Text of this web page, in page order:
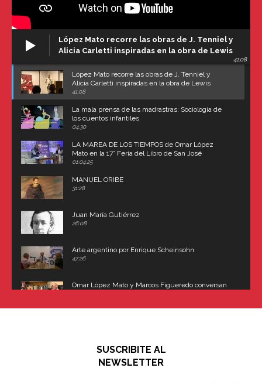
López Mato recorre las obras de J. Tenniel y
Alicia Carletti inspiradas en la obra de Lewis
41:08
López Mato recorre las obras de J. Tenniel y
Alicia Carletti inspiradas en la obra de Lewis
Carroll
41:08
La mala prensa de las madrastras: Sociología de
los cuentos infantiles
04:30
LA MAREA DE LOS TIEMPOS de Omar López
Mato en la 17° Feria del Libro de San José
(Uruguay)
01:04:25
MANUEL ORIBE
31:28
Juan María Gutiérrez
26:08
Arte argentino por Enrique Scheinsohn
47:26
Omar López Mato y Marcos Figueredo conversan
"En política, la estupidez no es una desventaja"
SUSCRIBITE AL
NEWSLETTER